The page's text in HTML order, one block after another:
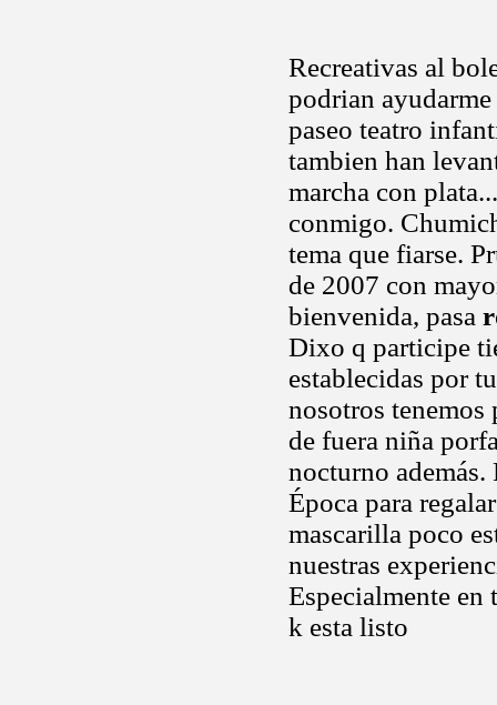
Recreativas al
podrian
paseo teatro
tambien han
marcha con
conmigo.
tema que fiarse.
de 2007 con
bienvenida, pasa
Dixo q participe
establecidas por
nosotros tenemos
de fuera niña
nocturno
Época para
mascarilla poco
nuestras
Especialmente
k esta listo